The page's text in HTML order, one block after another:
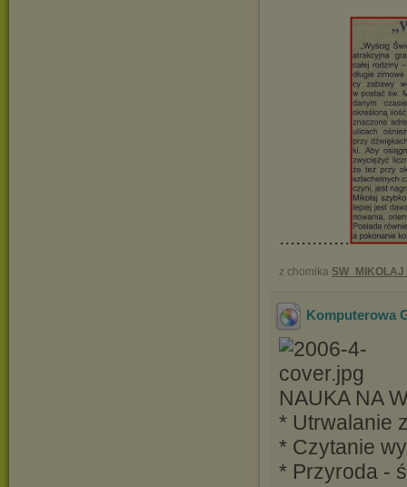
.............
z chomika
Komputerowa
NAUKA NA
* Utrwalanie
* Czytanie
* Przyroda -